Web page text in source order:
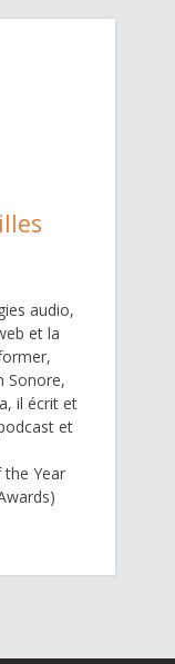
audio,
et la
Sonore,
il écrit et
et
Year